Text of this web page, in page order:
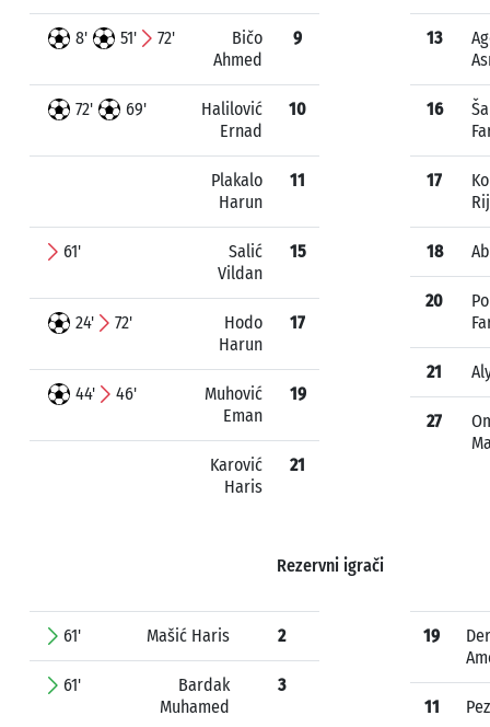
8' 51' 72'
Bičo
Ahmed
9
72' 69'
Halilović
Ernad
10
Plakalo
Harun
11
61'
Salić
Vildan
15
24' 72'
Hodo
Harun
17
44' 46'
Muhović
Eman
19
Karović
Haris
21
13
16
17
18
20
21
27
Rezervni igrači
61' Mašić Haris 2
61'
Bardak
Muhamed
3
19
11